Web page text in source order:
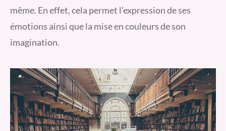
même. En effet, cela permet l’expression de ses
émotions ainsi que la mise en couleurs de son
imagination.